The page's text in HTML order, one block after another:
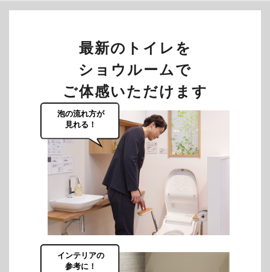
最新のトイレを
ショウルームで
ご体感いただけます
泡の流れ方が
見れる！
インテリアの
参考に！